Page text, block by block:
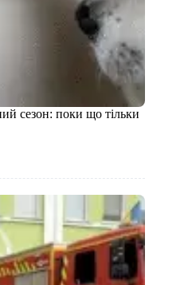
сезон: поки що тільки